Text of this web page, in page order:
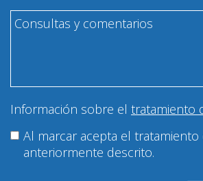
Información sobre el tratamiento
Al marcar acepta el tratamiento
anteriormente descrito.